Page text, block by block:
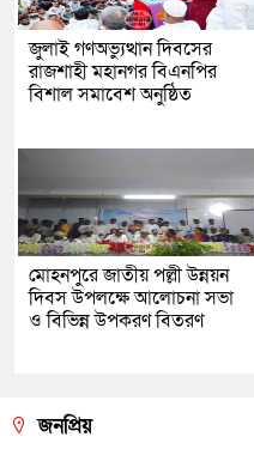
জুলাই গণঅভ্যুত্থান দিবসের
রাজশাহী মহানগর বিএনপির
বিশাল সমাবেশ অনুষ্ঠিত
মোহনপুরে জাতীয় পল্লী উন্নয়ন
দিবস উপলক্ষে আলোচনা সভা
ও বিভিন্ন উপকরণ বিতরণ
জনপ্রিয়